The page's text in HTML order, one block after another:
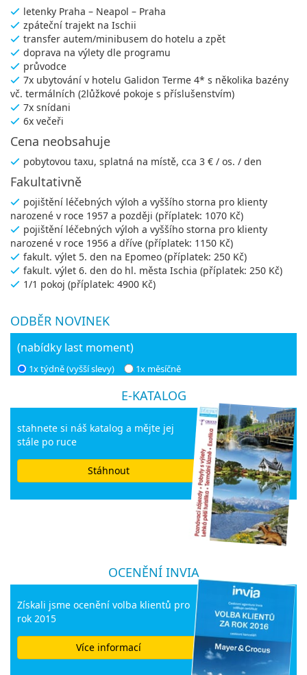
letenky Praha – Neapol – Praha
zpáteční trajekt na Ischii
transfer autem/minibusem do hotelu a zpět
doprava na výlety dle programu
průvodce
7x ubytování v hotelu Galidon Terme 4* s několika bazény
vč. termálních (2lůžkové pokoje s příslušenstvím)
7x snídani
6x večeři
Cena neobsahuje
pobytovou taxu, splatná na místě, cca 3 € / os. / den
Fakultativně
pojištění léčebných výloh a vyššího storna pro klienty
narozené v roce 1957 a později (příplatek: 1070 Kč)
pojištění léčebných výloh a vyššího storna pro klienty
narozené v roce 1956 a dříve (příplatek: 1150 Kč)
fakult. výlet 5. den na Epomeo (příplatek: 250 Kč)
fakult. výlet 6. den do hl. města Ischia (příplatek: 250 Kč)
1/1 pokoj (příplatek: 4900 Kč)
ODBĚR NOVINEK
(nabídky last moment)
1x týdně (vyšší slevy) 1x měsíčně
E-KATALOG
stahnete si náš katalog a mějte jej
stále po ruce
Stáhnout
OCENĚNÍ INVIA
Získali jsme ocenění volba klientů pro
rok 2015
Více informací